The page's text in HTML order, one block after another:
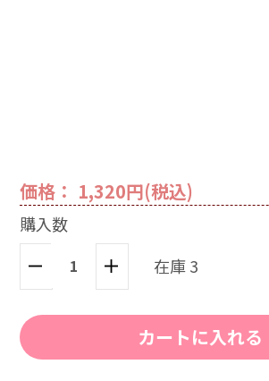
価格： 1,320円(税込)
購入数
在庫 3
カートに入れる